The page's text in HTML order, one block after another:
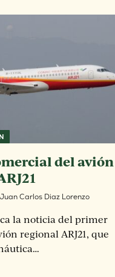
del avión
Juan Carlos Diaz Lorenzo
la noticia del primer
regional ARJ21, que